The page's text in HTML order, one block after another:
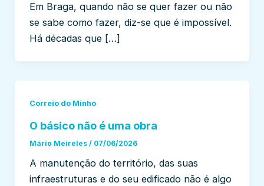
Em Braga, quando não se quer fazer ou não
se sabe como fazer, diz-se que é impossível.
Há décadas que […]
Correio do Minho
O básico não é uma obra
Mário Meireles / 07/06/2026
A manutenção do território, das suas
infraestruturas e do seu edificado não é algo